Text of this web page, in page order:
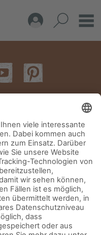
AGB KONTAKT
49 – D-21107 Hamburg